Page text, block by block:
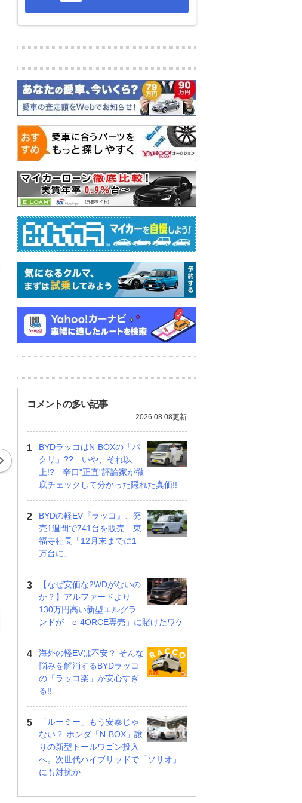
660 オリジナル
支払総額
万円
660 RS
支払総額
229. 万円
コメントの多い記事
2026.08.08更新
BYDラッコはN-BOXの「パ
クリ」?? いや、それ以
上!? 辛口"正直"評論家が徹
底チェックして分かった隠れた真価!!
BYDの軽EV『ラッコ』、発
売1週間で741台を販売 東
福寺社長「12月末までに1
万台に」
【なぜ安価な2WDがないの
か？】アルファードより
130万円高い新型エルグラ
ンドが「e-4ORCE専売」に賭けたワケ
海外の軽EVは不安？ そんな
悩みを解消するBYDラッコ
の「ラッコ楽」が安心すぎ
る!!
「ルーミー」もう安泰じゃ
ない？ ホンダ「N-BOX」譲
りの新型トールワゴン投入
へ。次世代ハイブリッドで「ソリオ」
にも対抗か